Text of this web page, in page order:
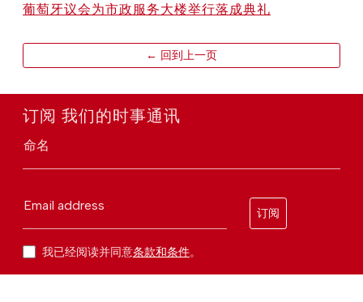
葡萄牙议会为市政服务大楼举行落成典礼
← 回到上一页
订阅 我们的时事通讯
命名
Email address
订阅
我已经阅读并同意条款和条件。